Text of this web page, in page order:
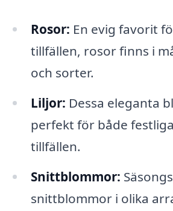
Rosor: En evig favorit
tillfällen, rosor finns i
och sorter.
Liljor: Dessa eleganta
perfekt för både
tillfällen.
Snittblommor:
snittblommor i olika